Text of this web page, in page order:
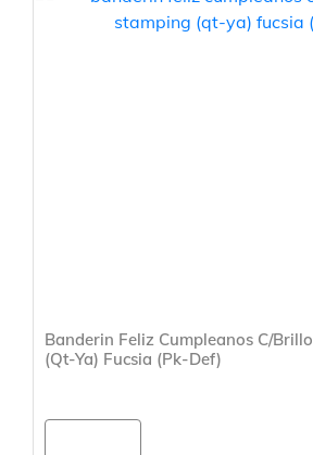
Banderin Feliz Cumpleanos C/
(Qt-Ya) Fucsia (Pk-Def)